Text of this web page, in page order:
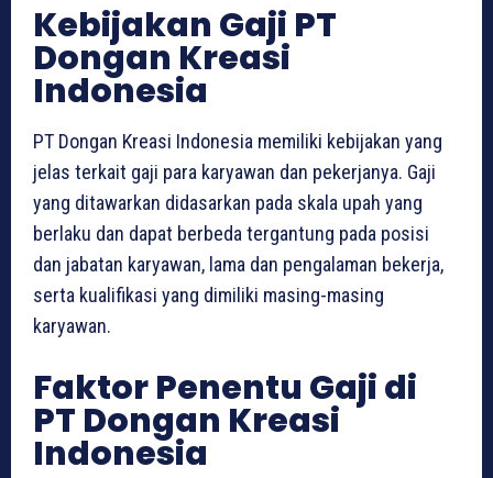
Kebijakan Gaji PT
Dongan Kreasi
Indonesia
PT Dongan Kreasi Indonesia memiliki kebijakan yang
jelas terkait gaji para karyawan dan pekerjanya. Gaji
yang ditawarkan didasarkan pada skala upah yang
berlaku dan dapat berbeda tergantung pada posisi
dan jabatan karyawan, lama dan pengalaman bekerja,
serta kualifikasi yang dimiliki masing-masing
karyawan.
Faktor Penentu Gaji di
PT Dongan Kreasi
Indonesia